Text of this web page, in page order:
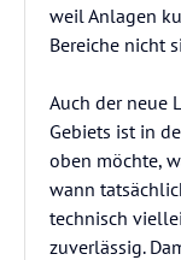
weil Anlagen
Bereiche nicht
Auch der neue
Gebiets ist in
oben möchte,
wann
technisch
zuverlässig.